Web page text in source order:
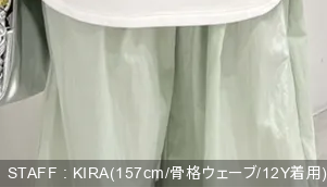
STAFF : KIRA(157cm/骨格ウェーブ/12Y着用)